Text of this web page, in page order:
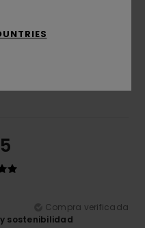
Compra verificada
Compra verificada
sostenibilidad